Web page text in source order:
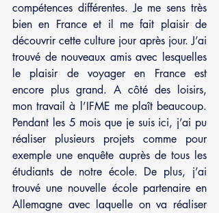
compétences différentes. Je me sens très
bien en France et il me fait plaisir de
découvrir cette culture jour après jour. J’ai
trouvé de nouveaux amis avec lesquelles
le plaisir de voyager en France est
encore plus grand. A côté des loisirs,
mon travail à l’IFME me plaît beaucoup.
Pendant les 5 mois que je suis ici, j’ai pu
réaliser plusieurs projets comme pour
exemple une enquête auprès de tous les
étudiants de notre école. De plus, j’ai
trouvé une nouvelle école partenaire en
Allemagne avec laquelle on va réaliser